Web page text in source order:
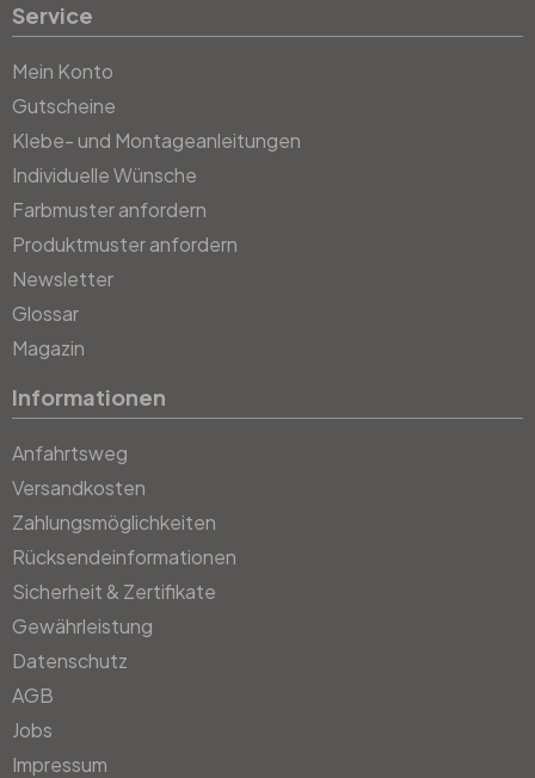
Service
Mein Konto
Gutscheine
Klebe- und Montageanleitungen
Individuelle Wünsche
Farbmuster anfordern
Produktmuster anfordern
Newsletter
Glossar
Magazin
Informationen
Anfahrtsweg
Versandkosten
Zahlungsmöglichkeiten
Rücksendeinformationen
Sicherheit & Zertifikate
Gewährleistung
Datenschutz
AGB
Jobs
Impressum